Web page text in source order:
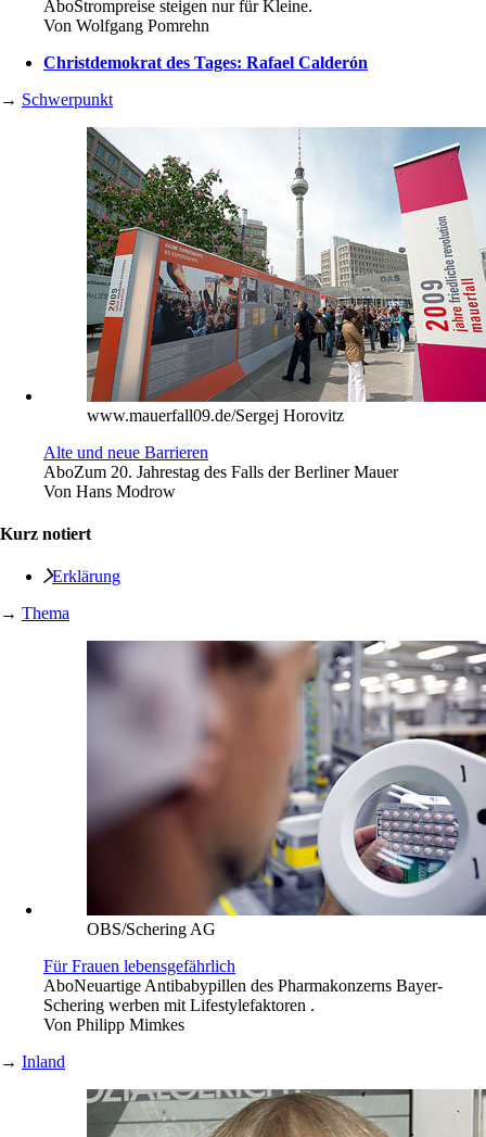
AboStrompreise steigen nur für Kleine.
Von Wolfgang Pomrehn
Christdemokrat des Tages: Rafael Calderón
→ Schwerpunkt
www.mauerfall09.de/Sergej Horovitz
Alte und neue Barrieren
AboZum 20. Jahrestag des Falls der Berliner Mauer
Von Hans Modrow
Kurz notiert
Erklärung
→ Thema
OBS/Schering AG
Für Frauen lebensgefährlich
AboNeuartige Antibabypillen des Pharmakonzerns Bayer-
Schering werben mit Lifestylefaktoren .
Von Philipp Mimkes
→ Inland